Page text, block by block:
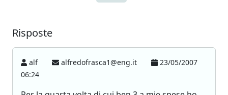
Risposte
alf alfredofrasca1@eng.it
23/05/2007
06:24